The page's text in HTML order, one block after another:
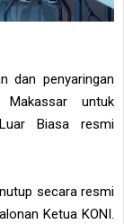
dan penyaringan
untuk
Biasa resmi
secara resmi
Ketua KONI.